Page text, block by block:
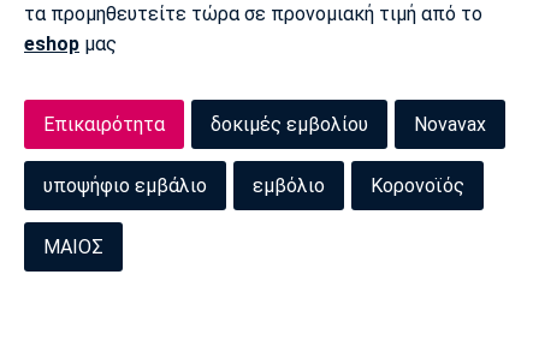
τα προμηθευτείτε τώρα σε προνομιακή τιμή από το
eshop μας
Επικαιρότητα δοκιμές εμβολίου Novavax
υποψήφιο εμβάλιο εμβόλιο Κορονοϊός
ΜΑΙΟΣ